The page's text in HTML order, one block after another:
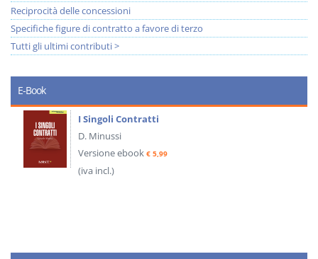
Reciprocità delle concessioni
Specifiche figure di contratto a favore di terzo
Tutti gli ultimi contributi >
E-Book
I Singoli Contratti
D. Minussi
Versione ebook € 5,99
(iva incl.)